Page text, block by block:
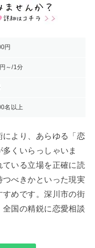
円
～/1分
名以上
より、あらゆる「恋
くいらっしゃいま
いる立場を正確に読
べきかといった現実
めです。深川市の街
国の精鋭に恋愛相談